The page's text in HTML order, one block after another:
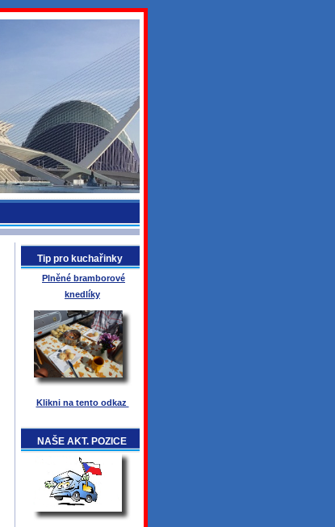
Tip pro kuchařinky
Plněné bramborové
knedlíky
Klikni na tento odkaz
NAŠE AKT. POZICE